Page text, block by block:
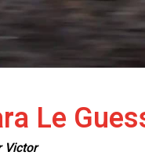
Le
Victor